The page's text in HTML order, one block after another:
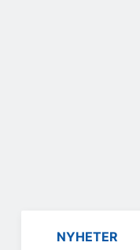
NYHETER